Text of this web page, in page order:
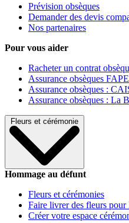
Prévision obsèques
Demander des devis
Nos partenaires
Pour vous aider
Racheter un contrat
Assurance obsèques FAPE
Assurance obsèques :
Assurance obsèques : La
Fleurs et cérémonie
Hommage au défunt
Fleurs et cérémonies
Faire livrer des fleurs pour
Créer votre espace